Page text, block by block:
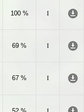
100 %
I
69 %
I
67 %
I